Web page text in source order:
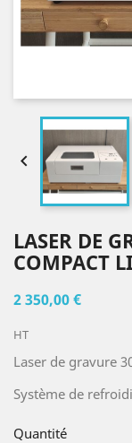

LASER DE
COMPACT
2 350,00 €
HT
Laser de gravure
Système de
Quantité